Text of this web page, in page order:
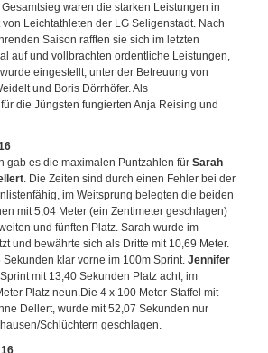
waren die starken Leistungen in
Leichtathleten der LG Seligenstadt. Nach
Saison rafften sie sich im letzten
auf und vollbrachten ordentliche Leistungen,
eingestellt, unter der Betreuung von
und Boris Dörrhöfer. Als
die Jüngsten fungierten Anja Reising und
gab es die maximalen Puntzahlen für Sarah
. Die Zeiten sind durch einen Fehler bei der
im Weitsprung belegten die beiden
mit 5,04 Meter (ein Zentimeter geschlagen)
und fünften Platz. Sarah wurde im
und bewährte sich als Dritte mit 10,69 Meter.
klar vorne im 100m Sprint. Jennifer
mit 13,40 Sekunden Platz acht, im
Platz neun.Die 4 x 100 Meter-Staffel mit
Dellert, wurde mit 52,07 Sekunden nur
Schlüchtern geschlagen.
: